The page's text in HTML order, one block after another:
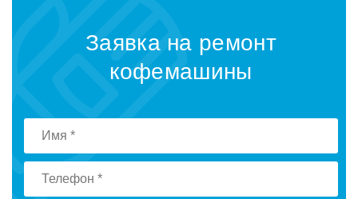
Заявка на ремонт
кофемашины